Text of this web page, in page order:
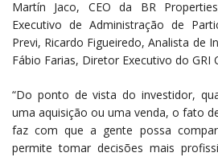
Martín Jaco, CEO da BR
Executivo de Administração de
Previ, Ricardo Figueiredo, Analista de
Fábio Farias, Diretor Executivo do GRI
“Do ponto de vista do investidor,
uma aquisição ou uma venda, o fato
faz com que a gente possa
permite tomar decisões mais